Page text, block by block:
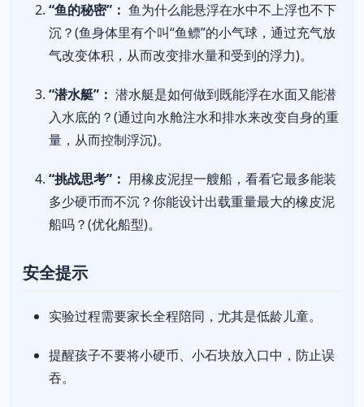
“鱼的秘密”： 鱼为什么能悬浮在水中不上浮也不下
沉？(鱼身体里有个叫“鱼鳔”的小气球，通过充气放
气改变体积，从而改变排水量和受到的浮力)。
“潜水艇”： 潜水艇是如何做到既能浮在水面又能潜
入水底的？(通过向水舱注水和排水来改变自身的重
量，从而控制浮沉)。
“挑战思考”： 用橡皮泥捏一艘船，看看它最多能装
多少硬币而不沉？你能设计出载重量最大的橡皮泥
船吗？(优化船型)。
安全提示
实验过程需要家长全程陪同，尤其是低龄儿童。
提醒孩子不要将小硬币、小石块放入口中，防止误
吞。